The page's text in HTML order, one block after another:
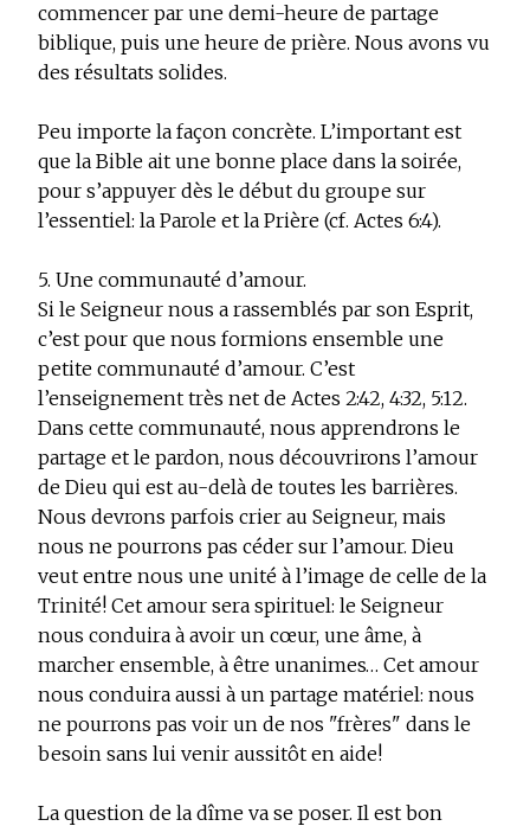
commencer par une demi-heure de partage
biblique, puis une heure de prière. Nous avons vu
des résultats solides.
Peu importe la façon concrète. L’important est
que la Bible ait une bonne place dans la soirée,
pour s’appuyer dès le début du groupe sur
l’essentiel: la Parole et la Prière (cf. Actes 6:4).
5. Une communauté d’amour.
Si le Seigneur nous a rassemblés par son Esprit,
c’est pour que nous formions ensemble une
petite communauté d’amour. C’est
l’enseignement très net de Actes 2:42, 4:32, 5:12.
Dans cette communauté, nous apprendrons le
partage et le pardon, nous découvrirons l’amour
de Dieu qui est au-delà de toutes les barrières.
Nous devrons parfois crier au Seigneur, mais
nous ne pourrons pas céder sur l’amour. Dieu
veut entre nous une unité à l’image de celle de la
Trinité! Cet amour sera spirituel: le Seigneur
nous conduira à avoir un cœur, une âme, à
marcher ensemble, à être unanimes… Cet amour
nous conduira aussi à un partage matériel: nous
ne pourrons pas voir un de nos "frères" dans le
besoin sans lui venir aussitôt en aide!
La question de la dîme va se poser. Il est bon